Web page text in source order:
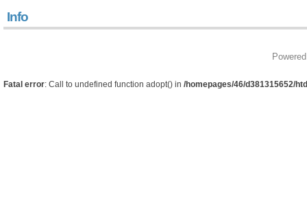
Info
Fatal error: Call to undefined function adopt() in /homepages/46/d381315652/